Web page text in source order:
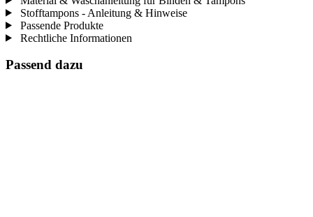
Stofftampons - Anleitung & Hinweise
Passende Produkte
Rechtliche Informationen
Passend dazu